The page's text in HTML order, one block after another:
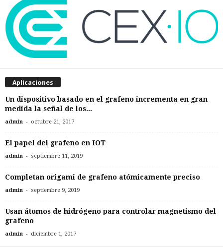
Aplicaciones
Un dispositivo basado en el grafeno incrementa en gran
medida la señal de los...
admin - octubre 21, 2017
El papel del grafeno en IOT
admin - septiembre 11, 2019
Completan origami de grafeno atómicamente preciso
admin - septiembre 9, 2019
Usan átomos de hidrógeno para controlar magnetismo del
grafeno
admin - diciembre 1, 2017